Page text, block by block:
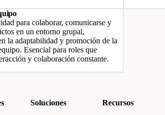
para colaborar, comunicarse y
en un entorno grupal,
la adaptabilidad y promoción de la
Esencial para roles que
y colaboración constante.
Soluciones
Recursos